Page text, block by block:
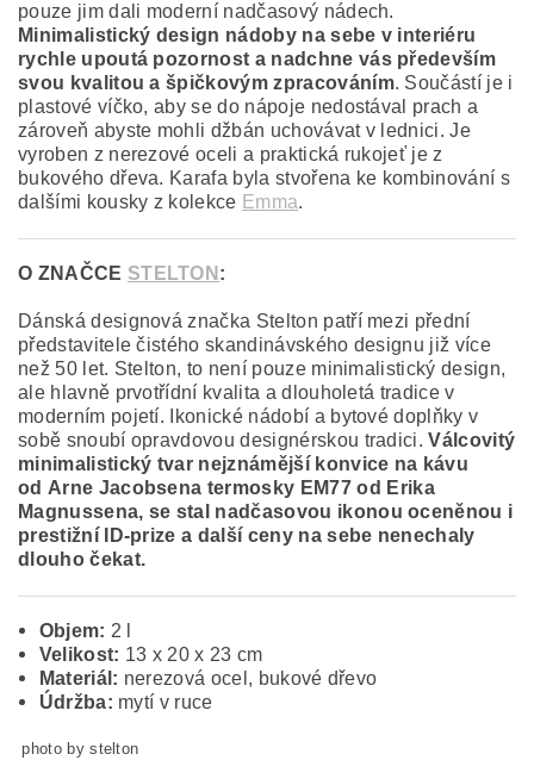
pouze jim dali moderní nadčasový nádech.
Minimalistický design nádoby na sebe v interiéru
rychle upoutá pozornost a nadchne vás především
svou kvalitou a špičkovým zpracováním. Součástí je i
plastové víčko, aby se do nápoje nedostával prach a
zároveň abyste mohli džbán uchovávat v lednici. Je
vyroben z nerezové oceli a praktická rukojeť je z
bukového dřeva. Karafa byla stvořena ke kombinování s
dalšími kousky z kolekce Emma.
O ZNAČCE STELTON :
Dánská designová značka Stelton patří mezi přední
představitele čistého skandinávského designu již více
než 50 let. Stelton, to není pouze minimalistický design,
ale hlavně prvotřídní kvalita a dlouholetá tradice v
moderním pojetí. Ikonické nádobí a bytové doplňky v
sobě snoubí opravdovou designérskou tradici.Válcovitý
minimalistický tvar nejznámější konvice na kávu
od Arne Jacobsena termosky EM77 od Erika
Magnussena, se stal nadčasovou ikonou oceněnou i
prestižní ID-prize a další ceny na sebe nenechaly
dlouho čekat.
Objem: 2 l
Velikost: 13 x 20 x 23 cm
Materiál: nerezová ocel, bukové dřevo
Údržba: mytí v ruce
photo by stelton